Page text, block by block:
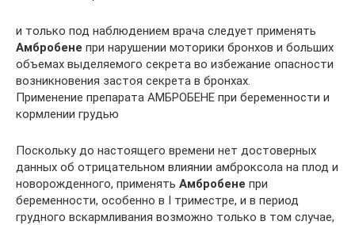
и только под наблюдением врача следует применять
Амбробене при нарушении моторики бронхов и больших
объемах выделяемого секрета во избежание опасности
возникновения застоя секрета в бронхах.
Применение препарата АМБРОБЕНЕ при беременности и
кормлении грудью
Поскольку до настоящего времени нет достоверных
данных об отрицательном влиянии амброксола на плод и
новорожденного, применять Амбробене при
беременности, особенно в I триместре, и в период
грудного вскармливания возможно только в том случае,